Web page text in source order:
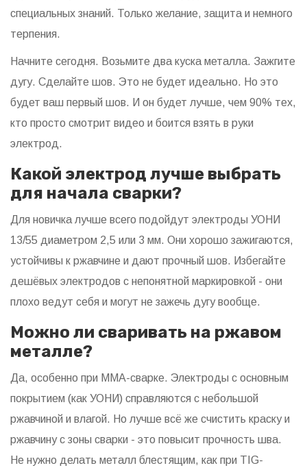
специальных знаний. Только желание, защита и немного
терпения.
Начните сегодня. Возьмите два куска металла. Зажгите
дугу. Сделайте шов. Это не будет идеально. Но это
будет ваш первый шов. И он будет лучше, чем 90% тех,
кто просто смотрит видео и боится взять в руки
электрод.
Какой электрод лучше выбрать
для начала сварки?
Для новичка лучше всего подойдут электроды УОНИ
13/55 диаметром 2,5 или 3 мм. Они хорошо зажигаются,
устойчивы к ржавчине и дают прочный шов. Избегайте
дешёвых электродов с непонятной маркировкой - они
плохо ведут себя и могут не зажечь дугу вообще.
Можно ли сваривать на ржавом
металле?
Да, особенно при ММА-сварке. Электроды с основным
покрытием (как УОНИ) справляются с небольшой
ржавчиной и влагой. Но лучше всё же счистить краску и
ржавчину с зоны сварки - это повысит прочность шва.
Не нужно делать металл блестящим, как при TIG-